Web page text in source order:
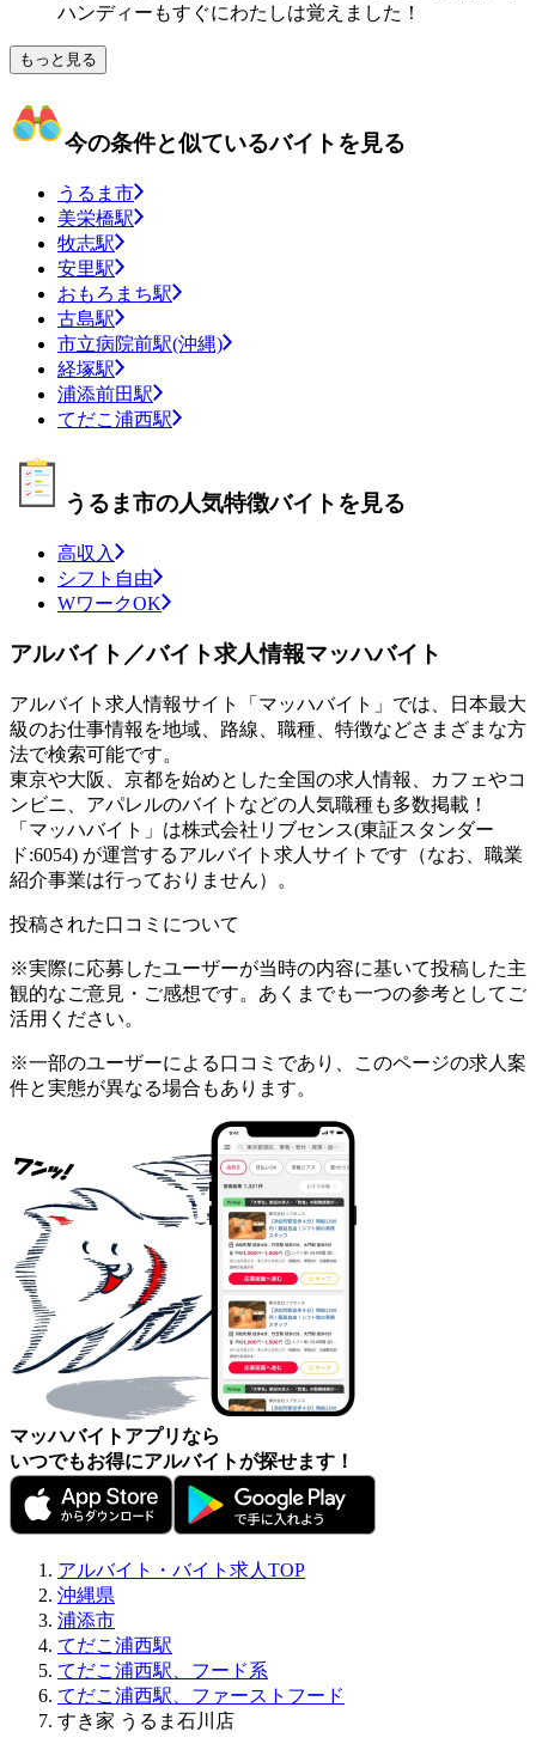
ハンディーもすぐにわたしは覚えました！
もっと見る
今の条件と似ているバイトを見る
うるま市
美栄橋駅
牧志駅
安里駅
おもろまち駅
古島駅
市立病院前駅(沖縄)
経塚駅
浦添前田駅
てだこ浦西駅
うるま市の人気特徴バイトを見る
高収入
シフト自由
WワークOK
アルバイト／バイト求人情報マッハバイト
アルバイト求人情報サイト「マッハバイト」では、日本最大
級のお仕事情報を地域、路線、職種、特徴などさまざまな方
法で検索可能です。
東京や大阪、京都を始めとした全国の求人情報、カフェやコ
ンビニ、アパレルのバイトなどの人気職種も多数掲載！
「マッハバイト」は株式会社リブセンス(東証スタンダー
ド:6054) が運営するアルバイト求人サイトです（なお、職業
紹介事業は行っておりません）。
投稿された口コミについて
※実際に応募したユーザーが当時の内容に基いて投稿した主
観的なご意見・ご感想です。あくまでも一つの参考としてご
活用ください。
※一部のユーザーによる口コミであり、このページの求人案
件と実態が異なる場合もあります。
マッハバイトアプリなら
いつでもお得にアルバイトが探せます！
アルバイト・バイト求人TOP
沖縄県
浦添市
てだこ浦西駅
てだこ浦西駅、フード系
てだこ浦西駅、ファーストフード
すき家 うるま石川店